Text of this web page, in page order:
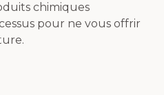
chimiques
pour ne vous offrir